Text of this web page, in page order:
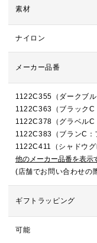
素材
ナイロン
メーカー品番
1122C355（ダークブル
1122C363（ブラックC
1122C378（グラベルC
1122C383（ブランC：
1122C411（シャドウグ
他のメーカー品番を表示
(店舗でお問い合わせの
ギフトラッピング
可能